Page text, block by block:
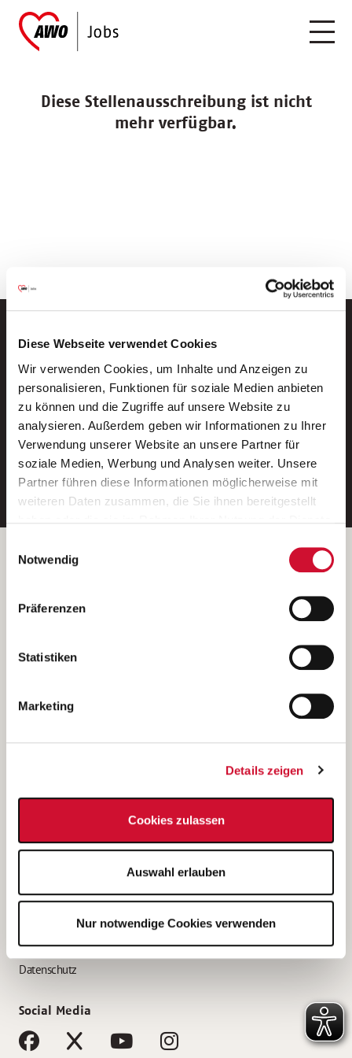
Diese Webseite verwendet Cookies
Wir verwenden Cookies, um Inhalte und Anzeigen zu
personalisieren, Funktionen für soziale Medien anbieten
zu können und die Zugriffe auf unsere Website zu
analysieren. Außerdem geben wir Informationen zu Ihrer
Verwendung unserer Website an unsere Partner für
soziale Medien, Werbung und Analysen weiter. Unsere
Partner führen diese Informationen möglicherweise mit
weiteren Daten zusammen, die Sie ihnen bereitgestellt
Wenn Sie auf „Cookies zulassen“ klicken, so stimmen
Sie der Speicherung sämtlicher Cookies zu. Sie können
Ihre Einwilligung selbstverständlich jederzeit widerrufen,
indem Sie die Cookie-Einstellungen aufrufen und diese
unsererDatenschutzerklärung
Notwendig
Präferenzen
Statistiken
Marketing
Details zeigen
Cookies zulassen
Auswahl erlauben
Nur notwendige Cookies verwenden
Diese Stellenausschreibung ist nicht
mehr verfügbar.
Neue Stellen per E-Mail.
Ein kostenloser Service von AWO
Jobs.
E-Mail-Adresse eintragen
Betreiber der Webseite
Kantstraße 45a
(Ein Tochterunternehmen des AWO Bezirksverbandes Unterfranken
e.V.)
Bewerbung als Altenpflegehelfer*in
Bewerbung als Erzieher*in
AWO Gliederungen nach Bundesland
Impressum
Datenschutz
Social Media